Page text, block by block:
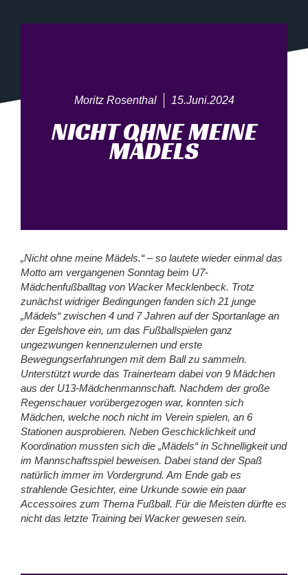
Moritz Rosenthal 15.Juni.2024
NICHT OHNE MEINE
MÄDELS
„Nicht ohne meine Mädels.“ – so lautete wieder einmal das
Motto am vergangenen Sonntag beim U7-
Mädchenfußballtag von Wacker Mecklenbeck. Trotz
zunächst widriger Bedingungen fanden sich 21 junge
„Mädels“ zwischen 4 und 7 Jahren auf der Sportanlage an
der Egelshove ein, um das Fußballspielen ganz
ungezwungen kennenzulernen und erste
Bewegungserfahrungen mit dem Ball zu sammeln.
Unterstützt wurde das Trainerteam dabei von 9 Mädchen
aus der U13-Mädchenmannschaft. Nachdem der große
Regenschauer vorübergezogen war, konnten sich
Mädchen, welche noch nicht im Verein spielen, an 6
Stationen ausprobieren. Neben Geschicklichkeit und
Koordination mussten sich die „Mädels“ in Schnelligkeit und
im Mannschaftsspiel beweisen. Dabei stand der Spaß
natürlich immer im Vordergrund. Am Ende gab es
strahlende Gesichter, eine Urkunde sowie ein paar
Accessoires zum Thema Fußball. Für die Meisten dürfte es
nicht das letzte Training bei Wacker gewesen sein.